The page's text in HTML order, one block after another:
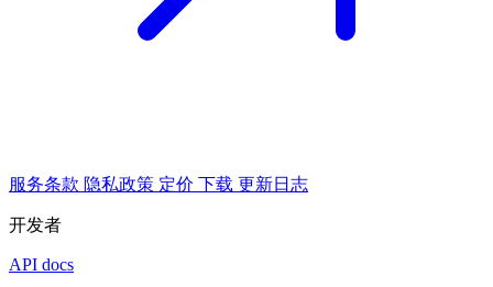
服务条款 隐私政策 定价 下载 更新日志
开发者
API docs